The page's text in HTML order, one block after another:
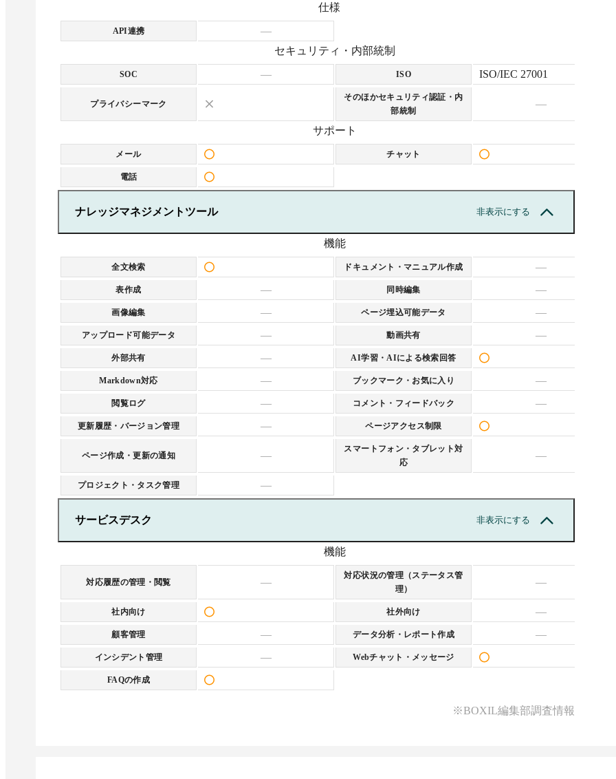
仕様
API連携
—
セキュリティ・内部統制
SOC — ISO ISO/IEC 27001
プライバシーマーク
そのほかセキュリティ認証・内
部統制
—
サポート
メール チャット
電話
ナレッジマネジメントツール 非表示にする
機能
全文検索 ドキュメント・マニュアル作成 —
表作成 — 同時編集 —
画像編集 — ページ埋込可能データ —
アップロード可能データ — 動画共有 —
外部共有 — AI学習・AIによる検索回答
Markdown対応 — ブックマーク・お気に入り —
閲覧ログ — コメント・フィードバック —
更新履歴・バージョン管理 — ページアクセス制限
ページ作成・更新の通知 —
スマートフォン・タブレット対
応
—
プロジェクト・タスク管理 —
サービスデスク 非表示にする
機能
対応履歴の管理・閲覧 —
対応状況の管理（ステータス管
理）
—
社内向け 社外向け —
顧客管理 — データ分析・レポート作成 —
インシデント管理 — Webチャット・メッセージ
FAQの作成
※BOXIL編集部調査情報